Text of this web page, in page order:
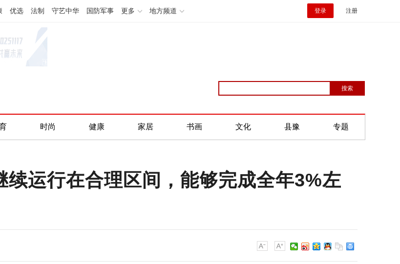
优选 法制 守艺中华 国防军事 更多 地方频道 登录 注册
时尚 健康 家居 书画 文化 县豫 专题
续运行在合理区间，能够完成全年3%左